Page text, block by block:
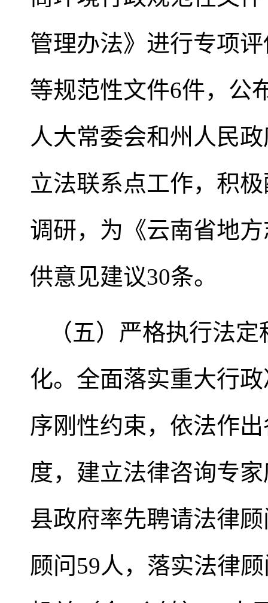
管理办法》进行专项
等规范性文件6件，公
人大常委会和州人民
立法联系点工作，积
调研，为《云南省地
供意见建议30条。
（五）严格执行法
化。全面落实重大行
序刚性约束，依法作
度，建立法律咨询专
县政府率先聘请法律
顾问59人，落实法律